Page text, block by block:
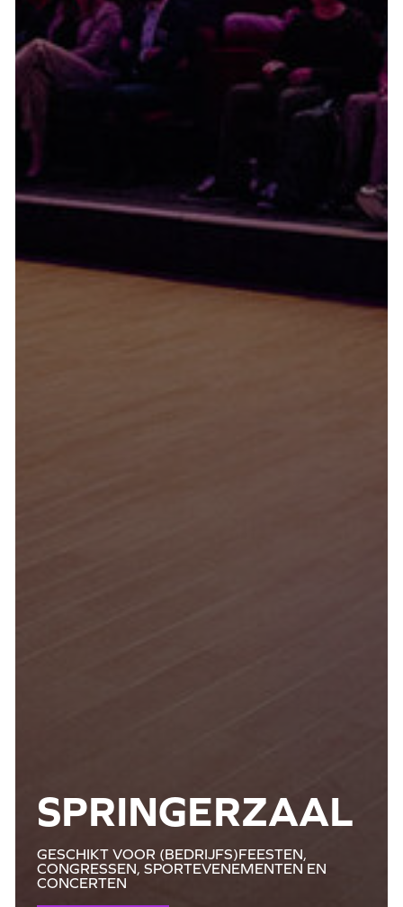
SPRINGERZAAL
GESCHIKT VOOR (BEDRIJFS)FEESTEN,
CONGRESSEN, SPORTEVENEMENTEN EN
CONCERTEN